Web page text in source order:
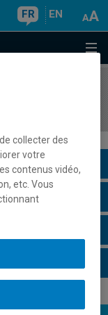
FR EN
collecter des
votre
contenus vidéo,
etc. Vous